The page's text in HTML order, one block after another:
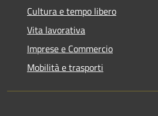
Cultura e tempo libero
Vita lavorativa
Imprese e Commercio
Mobilità e trasporti